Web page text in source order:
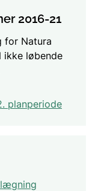
2016-21
for Natura
ikke løbende
planperiode